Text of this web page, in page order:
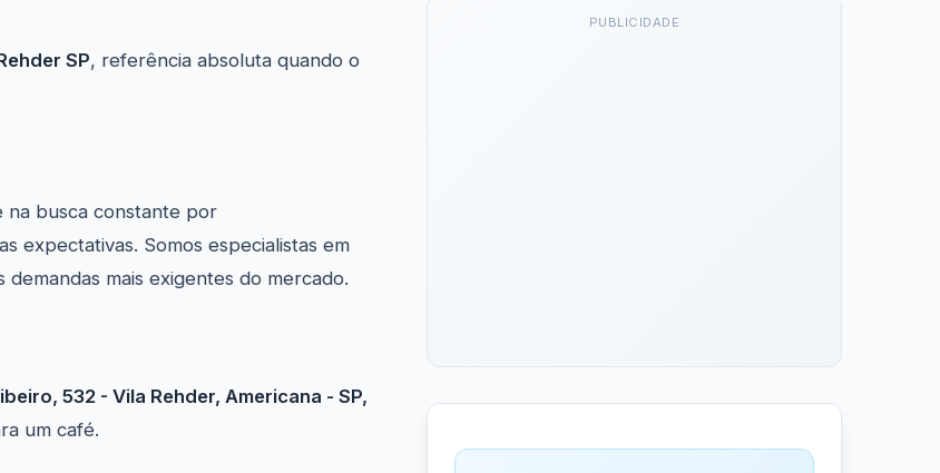
SP, referência absoluta quando o
na busca constante por
expectativas. Somos especialistas em
mais exigentes do mercado.
532 - Vila Rehder, Americana - SP,
um café.
PUBLICIDADE